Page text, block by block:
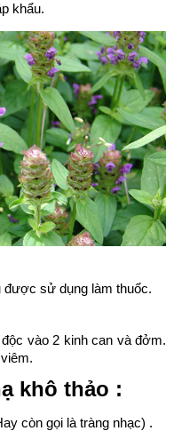
khẩu.
được sử dụng làm thuốc.
vào 2 kinh can và đởm.
khô thảo :
còn gọi là tràng nhạc) .